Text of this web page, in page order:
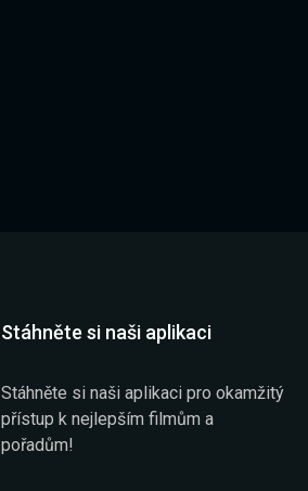
Stáhněte si naši aplikaci
Stáhněte si naši aplikaci pro okamžitý
přístup k nejlepším filmům a
pořadům!